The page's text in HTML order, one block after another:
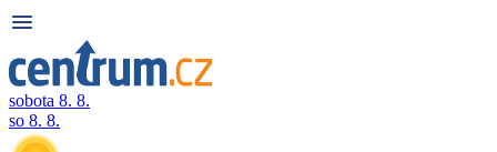
sobota 8. 8.
so 8. 8.